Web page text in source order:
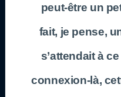
peut-être un
fait, je pense,
s’attendait à
connexion-là,